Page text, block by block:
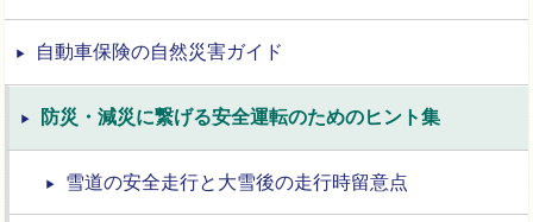
自動車保険の自然災害ガイド
防災・減災に繋げる安全運転のためのヒント集
雪道の安全走行と大雪後の走行時留意点